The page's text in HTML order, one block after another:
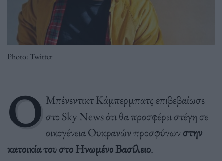
Photo: Twitter
Ο Μπένεντικτ Κάμπερμπατς επιβεβαίωσε
στο Sky News ότι θα προσφέρει στέγη σε
οικογένεια Ουκρανών προσφύγων στην
κατοικία του στο Ηνωμένο Βασίλειο.